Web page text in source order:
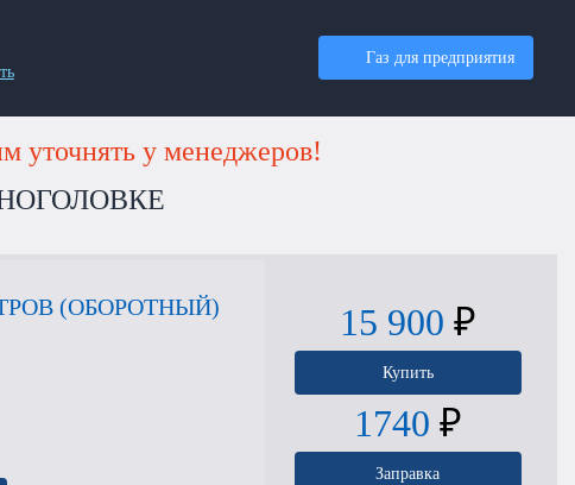
Газ для предприятия
уточнять у менеджеров!
(ОБОРОТНЫЙ) 15 900 ₽
Купить
1740 ₽
Заправка